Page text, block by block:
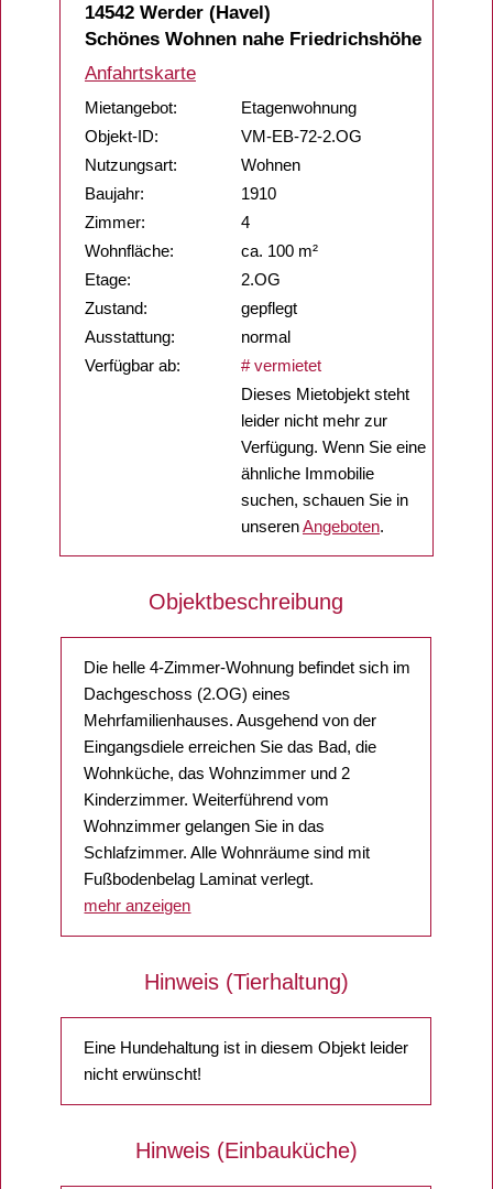
14542 Werder (Havel)
Schönes Wohnen nahe Friedrichshöhe
Anfahrtskarte
Mietangebot:
Etagenwohnung
Objekt-ID:
VM-EB-72-2.OG
Nutzungsart:
Wohnen
Baujahr:
1910
Zimmer:
4
Wohnfläche:
ca. 100 m²
Etage:
2.OG
Zustand:
gepflegt
Ausstattung:
normal
Verfügbar ab:
# vermietet
Dieses Mietobjekt steht
leider nicht mehr zur
Verfügung. Wenn Sie eine
ähnliche Immobilie
suchen, schauen Sie in
unserenAngeboten.
Objektbeschreibung
Die helle 4-Zimmer-Wohnung befindet sich im
Dachgeschoss (2.OG) eines
Mehrfamilienhauses. Ausgehend von der
Eingangsdiele erreichen Sie das Bad, die
Wohnküche, das Wohnzimmer und 2
Kinderzimmer. Weiterführend vom
Wohnzimmer gelangen Sie in das
Schlafzimmer. Alle Wohnräume sind mit
Fußbodenbelag Laminat verlegt.
mehr anzeigen
Hinweis (Tierhaltung)
Eine Hundehaltung ist in diesem Objekt leider
nicht erwünscht!
Hinweis (Einbauküche)